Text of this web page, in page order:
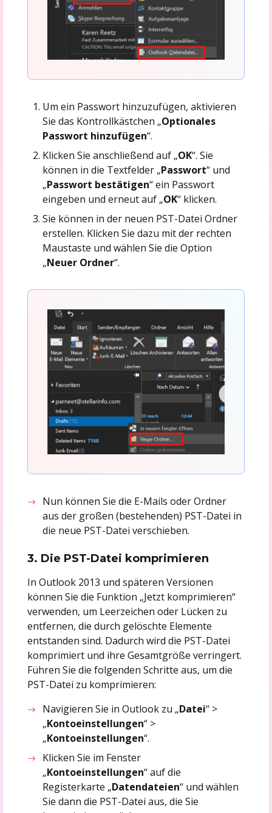
Um ein Passwort hinzuzufügen, aktivieren
Sie das Kontrollkästchen „Optionales
Passwort hinzufügen“.
Klicken Sie anschließend auf „OK“. Sie
können in die Textfelder „Passwort“ und
„Passwort bestätigen“ ein Passwort
eingeben und erneut auf „OK“ klicken.
Sie können in der neuen PST-Datei Ordner
erstellen. Klicken Sie dazu mit der rechten
Maustaste und wählen Sie die Option
„Neuer Ordner“.
Nun können Sie die E-Mails oder Ordner
aus der großen (bestehenden) PST-Datei in
die neue PST-Datei verschieben.
3. Die PST-Datei komprimieren
In Outlook 2013 und späteren Versionen
können Sie die Funktion „Jetzt komprimieren“
verwenden, um Leerzeichen oder Lücken zu
entfernen, die durch gelöschte Elemente
entstanden sind. Dadurch wird die PST-Datei
komprimiert und ihre Gesamtgröße verringert.
Führen Sie die folgenden Schritte aus, um die
PST-Datei zu komprimieren:
Navigieren Sie in Outlook zu „Datei“ >
„Kontoeinstellungen“ >
„Kontoeinstellungen“.
Klicken Sie im Fenster
„Kontoeinstellungen“ auf die
Registerkarte „Datendateien“ und wählen
Sie dann die PST-Datei aus, die Sie